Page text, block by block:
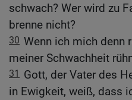
schwach? Wer wird zu
brenne nicht?
30 Wenn ich mich denn
meiner Schwachheit
31 Gott, der Vater des
in Ewigkeit, weiß, dass